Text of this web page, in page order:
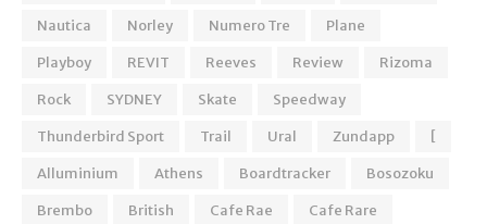
Nautica
Norley Numero Tre
Plane
Playboy
REVIT Reeves Review
Rizoma
Rock
SYDNEY Skate
Speedway
Thunderbird Sport
Trail Ural Zundapp
[
Alluminium
Athens Boardtracker
Bosozoku
Brembo
British Cafe Rae
Cafe Rare